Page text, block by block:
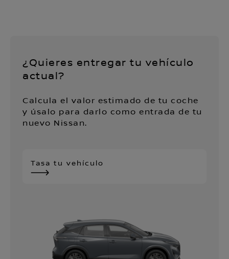
¿Quieres entregar tu vehículo
actual?
Calcula el valor estimado de tu coche
y úsalo para darlo como entrada de tu
nuevo Nissan.
Tasa tu vehículo